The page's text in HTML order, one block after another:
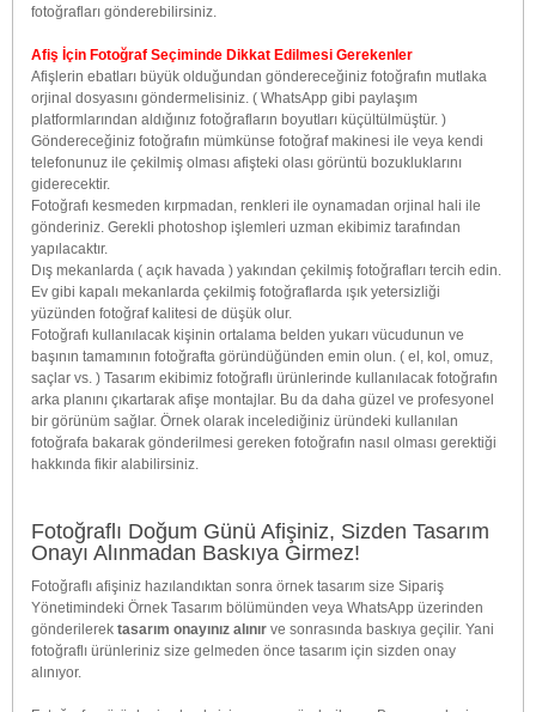
fotoğrafları gönderebilirsiniz.
Afiş İçin Fotoğraf Seçiminde Dikkat Edilmesi Gerekenler
Afişlerin ebatları büyük olduğundan göndereceğiniz fotoğrafın mutlaka
orjinal dosyasını göndermelisiniz. ( WhatsApp gibi paylaşım
platformlarından aldığınız fotoğrafların boyutları küçültülmüştür. )
Göndereceğiniz fotoğrafın mümkünse fotoğraf makinesi ile veya kendi
telefonunuz ile çekilmiş olması afişteki olası görüntü bozukluklarını
giderecektir.
Fotoğrafı kesmeden kırpmadan, renkleri ile oynamadan orjinal hali ile
gönderiniz. Gerekli photoshop işlemleri uzman ekibimiz tarafından
yapılacaktır.
Dış mekanlarda ( açık havada ) yakından çekilmiş fotoğrafları tercih edin.
Ev gibi kapalı mekanlarda çekilmiş fotoğraflarda ışık yetersizliği
yüzünden fotoğraf kalitesi de düşük olur.
Fotoğrafı kullanılacak kişinin ortalama belden yukarı vücudunun ve
başının tamamının fotoğrafta göründüğünden emin olun. ( el, kol, omuz,
saçlar vs. ) Tasarım ekibimiz fotoğraflı ürünlerinde kullanılacak fotoğrafın
arka planını çıkartarak afişe montajlar. Bu da daha güzel ve profesyonel
bir görünüm sağlar. Örnek olarak incelediğiniz üründeki kullanılan
fotoğrafa bakarak gönderilmesi gereken fotoğrafın nasıl olması gerektiği
hakkında fikir alabilirsiniz.
Fotoğraflı Doğum Günü Afişiniz, Sizden Tasarım
Onayı Alınmadan Baskıya Girmez!
Fotoğraflı afişiniz hazılandıktan sonra örnek tasarım size Sipariş
Yönetimindeki Örnek Tasarım bölümünden veya WhatsApp üzerinden
gönderilerek tasarım onayınız alınır ve sonrasında baskıya geçilir. Yani
fotoğraflı ürünleriniz size gelmeden önce tasarım için sizden onay
alınıyor.